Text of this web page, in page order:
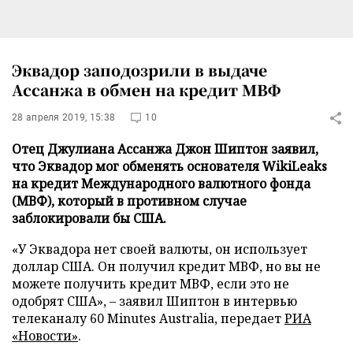
Эквадор заподозрили в выдаче
Ассанжа в обмен на кредит МВФ
28 апреля 2019, 15:38 10
Отец Джулиана Ассанжа Джон Шиптон заявил,
что Эквадор мог обменять основателя WikiLeaks
на кредит Международного валютного фонда
(МВФ), который в противном случае
заблокировали бы США.
«У Эквадора нет своей валюты, он использует
доллар США. Он получил кредит МВФ, но вы не
можете получить кредит МВФ, если это не
одобрят США», – заявил Шиптон в интервью
телеканалу 60 Minutes Australia, передаетРИА
«Новости».